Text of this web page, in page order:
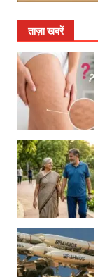
ताज़ा खबरें